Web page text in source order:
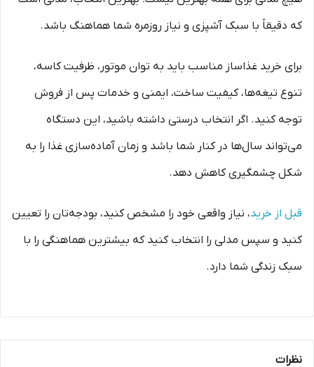
که دقیقاً با سبک آشپزی و نیاز روزمره شما هماهنگ باشد.
برای خرید غذاساز مناسب باید به توان موتور، ظرفیت کاسه،
تنوع تیغه‌ها، کیفیت ساخت، ایمنی و خدمات پس از فروش
توجه کنید. اگر انتخاب درستی داشته باشید، این دستگاه
می‌تواند سال‌ها در کنار شما باشد و زمان آماده‌سازی غذا را به
شکل چشمگیری کاهش دهد.
قبل از خرید، نیاز واقعی خود را مشخص کنید، بودجه‌تان را تعیین
کنید و سپس مدلی را انتخاب کنید که بیشترین هماهنگی را با
سبک زندگی شما دارد.
نظرات